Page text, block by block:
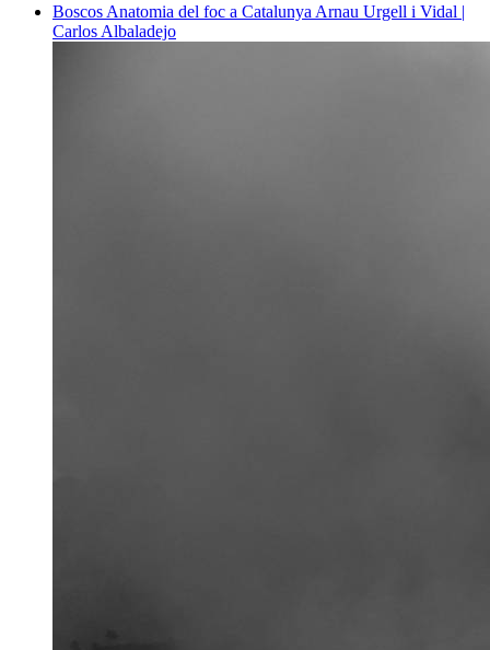
Boscos Anatomia del foc a Catalunya Arnau Urgell i Vidal |
Carlos Albaladejo